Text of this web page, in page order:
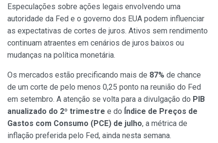
Especulações sobre ações legais envolvendo uma
autoridade da Fed e o governo dos EUA podem influenciar
as expectativas de cortes de juros. Ativos sem rendimento
continuam atraentes em cenários de juros baixos ou
mudanças na política monetária.
Os mercados estão precificando mais de 87% de chance
de um corte de pelo menos 0,25 ponto na reunião do Fed
em setembro. A atenção se volta para a divulgação do PIB
anualizado do 2º trimestre e do Índice de Preços de
Gastos com Consumo (PCE) de julho, a métrica de
inflação preferida pelo Fed, ainda nesta semana.